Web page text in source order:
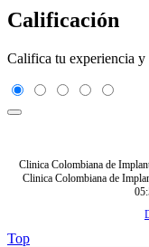
Calificación
Califica tu experiencia y
Clinica Colombiana de
Clinica Colombiana de
Top